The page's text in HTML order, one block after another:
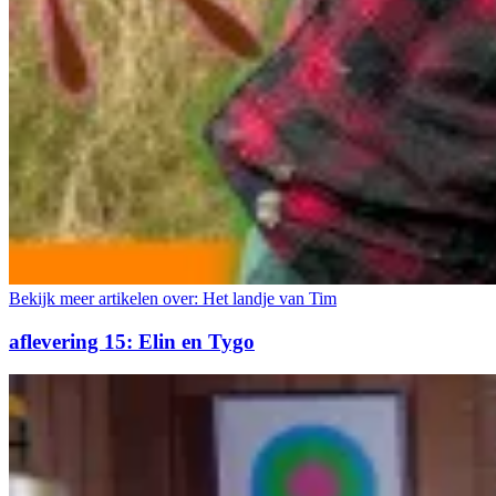
Bekijk meer artikelen over: Het landje van Tim
aflevering 15: Elin en Tygo